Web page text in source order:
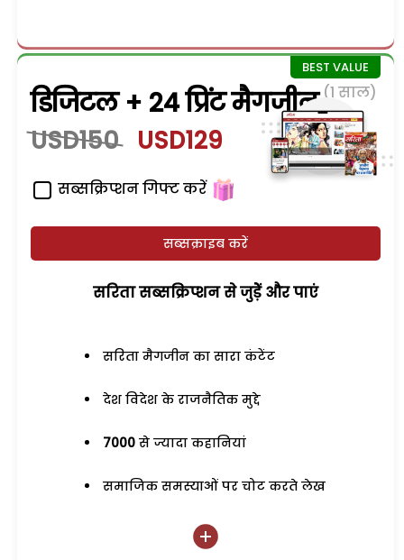
डिजिटल + 24 प्रिंट मैगजीन (1 साल)
USD150 USD129
सब्सक्रिप्शन गिफ्ट करें
सब्सक्राइब करें
सरिता सब्सक्रिप्शन से जुड़ेें और पाएं
सरिता मैगजीन का सारा कंटेंट
देश विदेश के राजनैतिक मुद्दे
7000 से ज्यादा कहानियां
समाजिक समस्याओं पर चोट करते लेख